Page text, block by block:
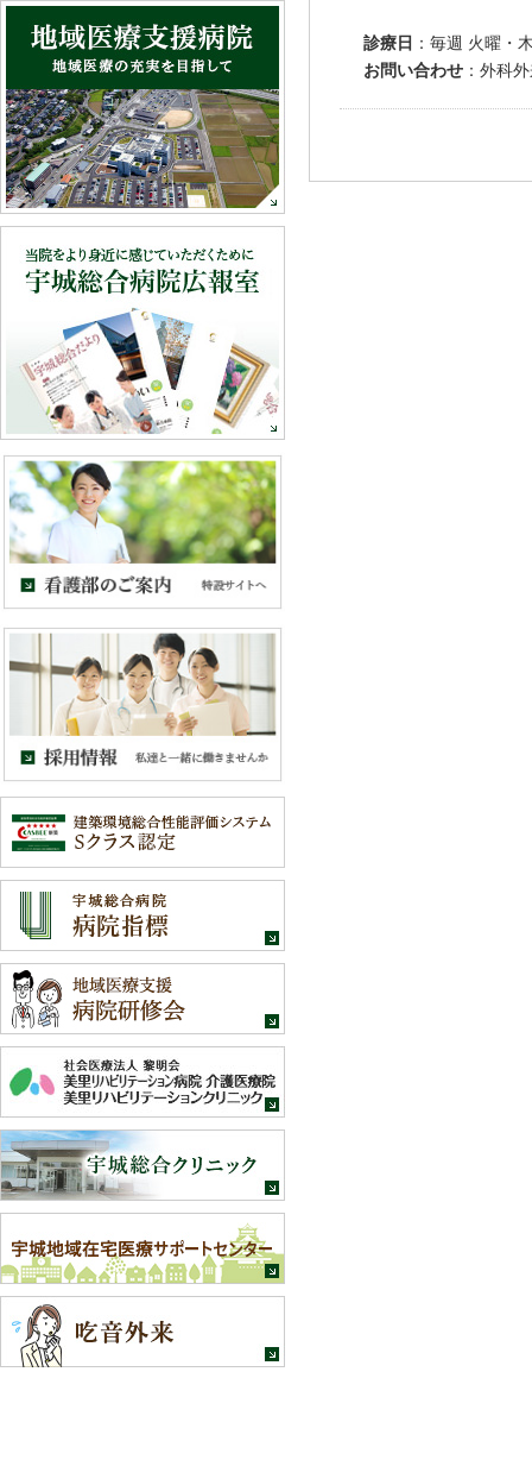
診療日 ：毎週 火曜・
お問い合わせ ：外科